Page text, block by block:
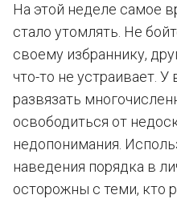
На этой неделе самое
стало утомлять. Не
своему избраннику,
что-то не устраивает. У
развязать
освободиться от
недопонимания.
наведения порядка в
осторожны с теми, кто